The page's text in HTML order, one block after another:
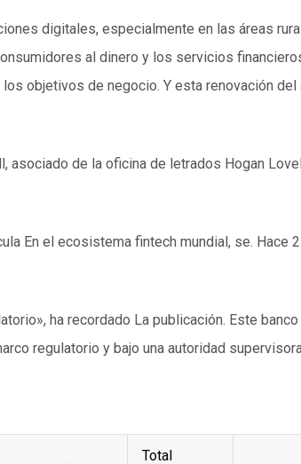
digitales, especialmente en las áreas
al dinero y los servicios
objetivos de negocio. Y esta renovación del
asociado de la oficina de letrados Hogan
En el ecosistema fintech mundial, se. Hace
ha recordado La publicación. Este
regulatorio y bajo una autoridad
Total